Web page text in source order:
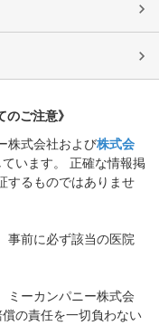
のご注意》
株式会社および株式会
います。 正確な情報掲
するものではありませ
事前に必ず該当の医院
ミーカンパニー株式会
の責任を一切負わない